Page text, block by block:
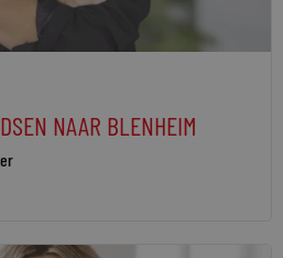
NAAR BLENHEIM